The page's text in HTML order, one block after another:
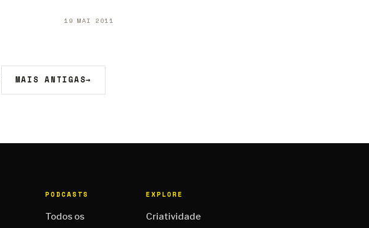
19 MAI 2011
MAIS ANTIGAS→
PODCASTS
Todos os
EXPLORE
Criatividade